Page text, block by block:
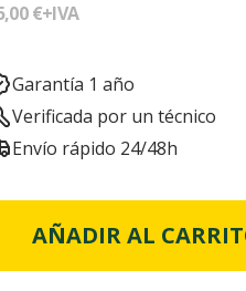
€+IVA
Garantía 1 año
Verificada por un técnico
Envío rápido 24/48h
AÑADIR AL